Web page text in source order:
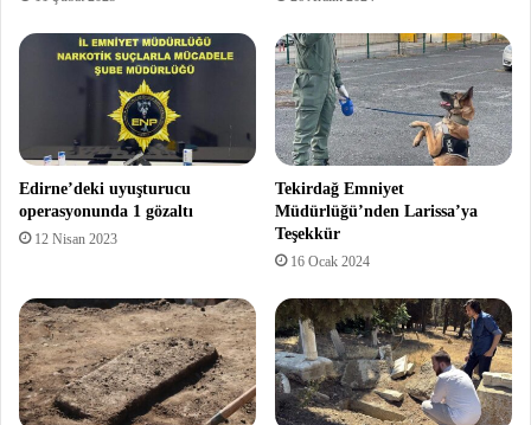
Edirne’deki uyuşturucu
operasyonunda 1 gözaltı
12 Nisan 2023
Tekirdağ Emniyet
Müdürlüğü’nden Larissa’ya
Teşekkür
16 Ocak 2024